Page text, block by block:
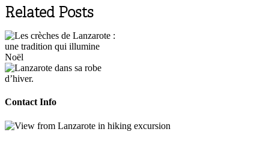
Facebook
X
Reddit
LinkedIn
Tumblr
Pinterest
Vk
Email
Related Posts
Contact Info